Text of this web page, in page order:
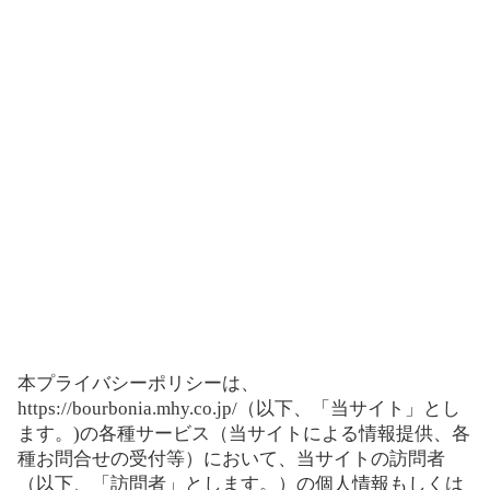
本プライバシーポリシーは、
https://bourbonia.mhy.co.jp/（以下、「当サイト」とし
ます。)の各種サービス（当サイトによる情報提供、各
種お問合せの受付等）において、当サイトの訪問者
（以下、「訪問者」とします。）の個人情報もしくは